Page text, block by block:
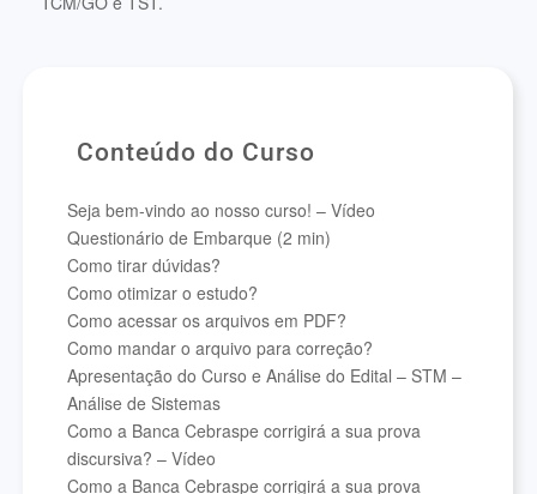
Conteúdo do Curso
Seja bem-vindo ao nosso curso! – Vídeo
Questionário de Embarque (2 min)
Como tirar dúvidas?
Como otimizar o estudo?
Como acessar os arquivos em PDF?
Como mandar o arquivo para correção?
Apresentação do Curso e Análise do Edital – STM –
Análise de Sistemas
Como a Banca Cebraspe corrigirá a sua prova
discursiva? – Vídeo
Como a Banca Cebraspe corrigirá a sua prova